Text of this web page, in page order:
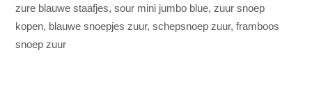
zure blauwe staafjes, sour mini jumbo blue, zuur snoep
kopen, blauwe snoepjes zuur, schepsnoep zuur, framboos
snoep zuur